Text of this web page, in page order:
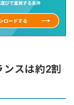
スは約2割